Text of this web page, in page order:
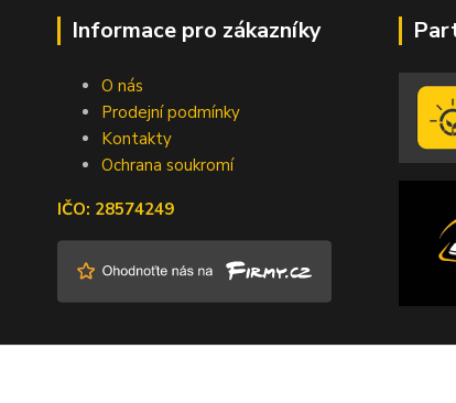
Informace pro zákazníky
O nás
Prodejní podmínky
Kontakty
Ochrana soukromí
IČO: 28574249